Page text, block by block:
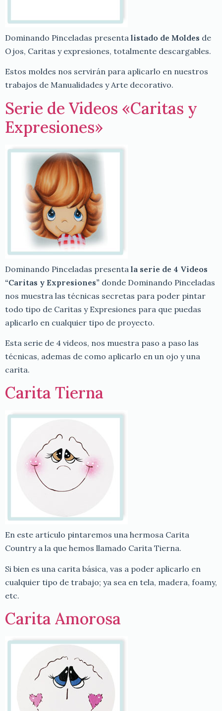
Dominando Pinceladas presenta listado de Moldes de
Ojos, Caritas y expresiones, totalmente descargables.
Estos moldes nos servirán para aplicarlo en nuestros
trabajos de Manualidades y Arte decorativo.
Serie de Videos «Caritas y
Expresiones»
Dominando Pinceladas presenta la serie de 4 Videos
“Caritas y Expresiones” donde Dominando Pinceladas
nos muestra las técnicas secretas para poder pintar
todo tipo de Caritas y Expresiones para que puedas
aplicarlo en cualquier tipo de proyecto.
Esta serie de 4 videos, nos muestra paso a paso las
técnicas, ademas de como aplicarlo en un ojo y una
carita.
Carita Tierna
En este artículo pintaremos una hermosa Carita
Country a la que hemos llamado Carita Tierna.
Si bien es una carita básica, vas a poder aplicarlo en
cualquier tipo de trabajo; ya sea en tela, madera, foamy,
etc.
Carita Amorosa